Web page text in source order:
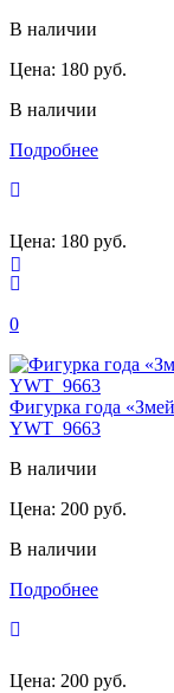
В наличии
Цена: 180 руб.
В наличии
Подробнее
Цена: 180 руб.
0
Фигурка года
YWT_9663
В наличии
Цена: 200 руб.
В наличии
Подробнее
Цена: 200 руб.